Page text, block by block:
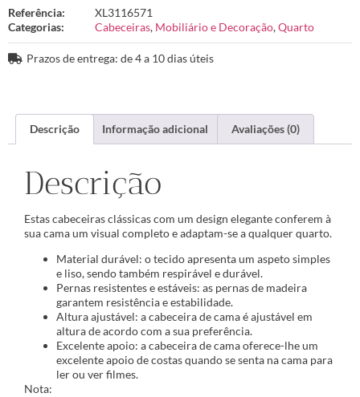
Referência:
XL3116571
Categorias:
Cabeceiras, Mobiliário e Decoração,Quarto
Prazos de entrega: de 4 a 10 dias úteis
Descrição Informação adicional Avaliações (0)
Descrição
Estas cabeceiras clássicas com um design elegante conferem à
sua cama um visual completo e adaptam-se a qualquer quarto.
Material durável: o tecido apresenta um aspeto simples
e liso, sendo também respirável e durável.
Pernas resistentes e estáveis: as pernas de madeira
garantem resistência e estabilidade.
Altura ajustável: a cabeceira de cama é ajustável em
altura de acordo com a sua preferência.
Excelente apoio: a cabeceira de cama oferece-lhe um
excelente apoio de costas quando se senta na cama para
ler ou ver filmes.
Nota: